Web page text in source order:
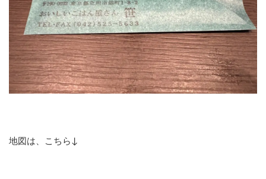
地図は、こちら↓